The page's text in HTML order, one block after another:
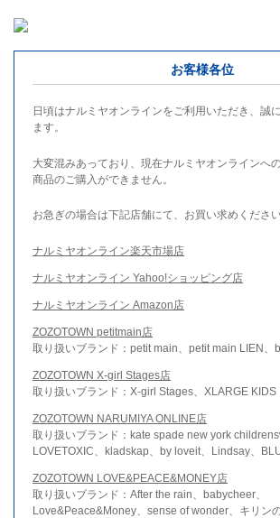
お客様各位
日頃はナルミヤオンラインをご利用いただき、誠
ます。
大変混みあっており、現在ナルミヤオンラインへ
商品のご購入ができません。
お急ぎの場合は下記店舗にて、お買い求めください
ナルミヤオンライン楽天市場店
ナルミヤオンライン Yahoo!ショッピング店
ナルミヤオンライン Amazon店
ZOZOTOWN petitmain店
取り扱いブランド：petit main、petit main LIEN、
ZOZOTOWN X-girl Stages店
取り扱いブランド：X-girl Stages、XLARGE KIDS
ZOZOTOWN NARUMIYA ONLINE店
取り扱いブランド：kate spade new york
LOVETOXIC、kladskap、by loveit、Lindsay、
ZOZOTOWN LOVE&PEACE&MONEY店
取り扱いブランド：After the rain、babycheer、
Love&Peace&Money、sense of wonder、キリン